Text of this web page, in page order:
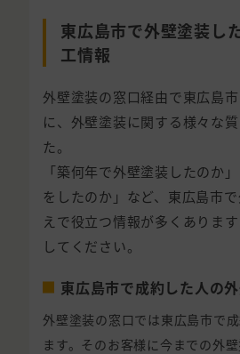
東広島市で外壁塗装し
工情報
外壁塗装の窓口経由で東広島
に、外壁塗装に関する様々な
た。
「築何年で外壁塗装したのか
をしたのか」など、東広島市
えで役立つ情報が多くありま
してください。
東広島市で成約した人の
外壁塗装の窓口では東広島市で
ます。そのお客様に今までの外